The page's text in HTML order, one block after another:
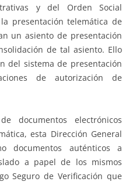
y del Orden Social
presentación telemática de
un asiento de presentación
de tal asiento. Ello
del sistema de presentación
de autorización de
documentos electrónicos
esta Dirección General
documentos auténticos a
a papel de los mismos
Seguro de Verificación que